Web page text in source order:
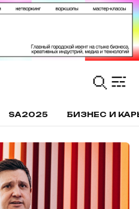
SA2025 БИЗНЕС И